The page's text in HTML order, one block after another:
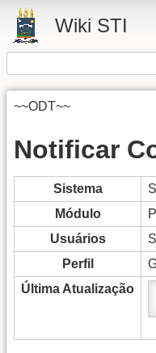
Wiki STI
~~ODT~~
Notificar
Sistema
Módulo
Usuários
Perfil
Última Atualização